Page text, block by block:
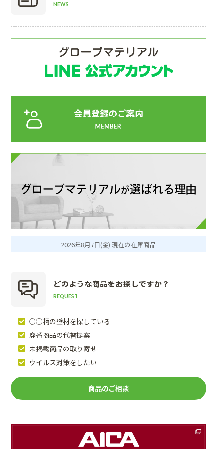
NEWS
2026年8月7日(金) 現在の在庫商品
どのような商品をお探しですか？
REQUEST
○○柄の壁材を探している
廃番商品の代替提案
未掲載商品の取り寄せ
ウイルス対策をしたい
商品のご相談